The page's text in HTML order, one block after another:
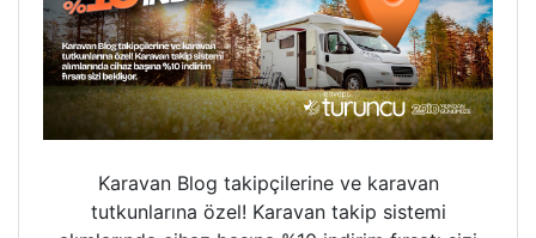
Karavan Blog takipçilerine ve karavan
tutkunlarına özel! Karavan takip sistemi